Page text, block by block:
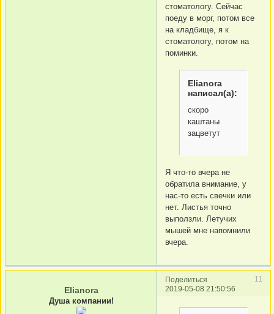
стоматологу. Сейчас
поеду в морг, потом все
на кладбище, я к
стоматологу, потом на
поминки.
Elianora
написал(а):
скоро
каштаны
зацветут
Я что-то вчера не
обратила внимание, у
нас-то есть свечки или
нет. Листья точно
выползли. Летучих
мышей мне напомнили
вчера.
Поделиться
11
2019-05-08 21:50:56
Elianora
Душа компании!